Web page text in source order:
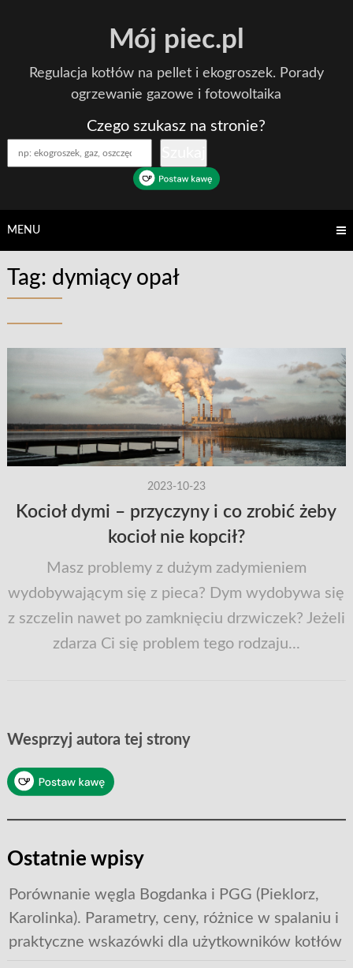
Mój piec.pl
Regulacja kotłów na pellet i ekogroszek. Porady
ogrzewanie gazowe i fotowoltaika
Czego szukasz na stronie?
MENU
Tag: dymiący opał
2023-10-23
Kocioł dymi – przyczyny i co zrobić żeby
kocioł nie kopcił?
Masz problemy z dużym zadymieniem
wydobywającym się z pieca? Dym wydobywa się
z szczelin nawet po zamknięciu drzwiczek? Jeżeli
zdarza Ci się problem tego rodzaju...
Wesprzyj autora tej strony
Ostatnie wpisy
Porównanie węgla Bogdanka i PGG (Pieklorz,
Karolinka). Parametry, ceny, różnice w spalaniu i
praktyczne wskazówki dla użytkowników kotłów